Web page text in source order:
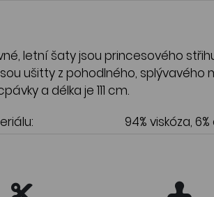
letní šaty jsou princesového
ušitty z pohodlného, splývavého
a délka je 111 cm.
94% viskóza,